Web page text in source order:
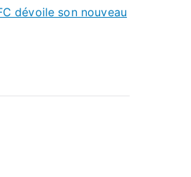
dévoile son nouveau